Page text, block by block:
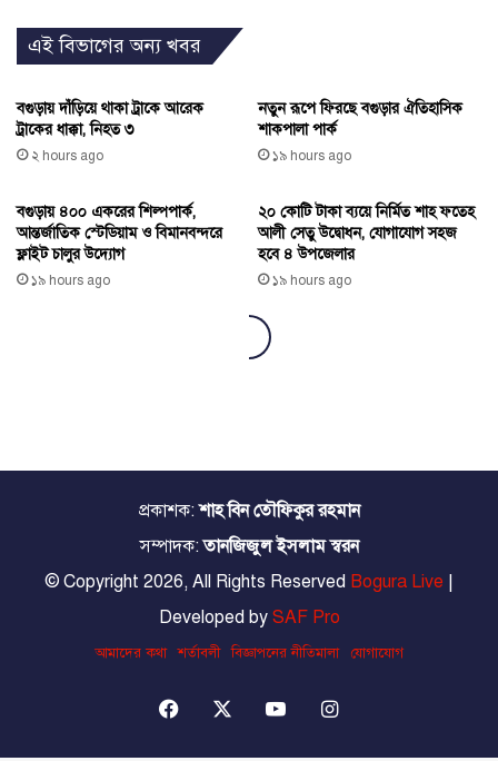
প্রকাশক:শাহ বিন তৌফিকুর রহমান
সম্পাদক:তানজিজুল ইসলাম স্বরন
© Copyright 2026, All Rights Reserved Bogura Live |
Developed by SAF Pro
আমাদের কথা শর্তাবলী বিজ্ঞাপনের নীতিমালা যোগাযোগ
Facebook YouTubeInstagram